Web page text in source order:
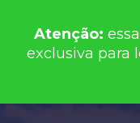
Atenção:
exclusiva para